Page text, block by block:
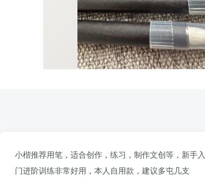
小楷推荐用笔，适合创作，练习，制作文创等，新手入
门进阶训练非常好用，本人自用款，建议多屯几支